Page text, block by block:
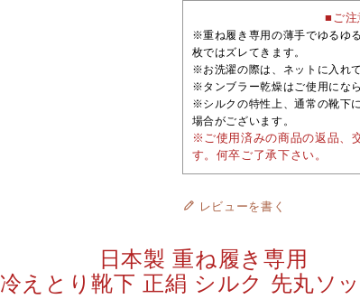
■ご注
※重ね履き専用の薄手でゆるゆ
枚ではズレてきます。
※お洗濯の際は、ネットに入れ
※タンブラー乾燥はご使用にな
※シルクの特性上、通常の靴下
場合がございます。
※ご使用済みの商品の返品、
す。何卒ご了承下さい。
レビューを書く
日本製 重ね履き専用
冷えとり靴下 正絹 シルク 先丸ソ